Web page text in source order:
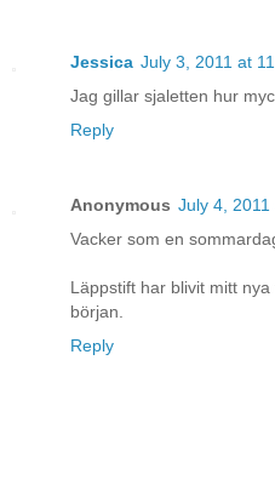
Jessica July 3, 2011 at
Jag gillar sjaletten hur
Reply
Anonymous July 4, 2011
Vacker som en
Läppstift har blivit mitt
början.
Reply